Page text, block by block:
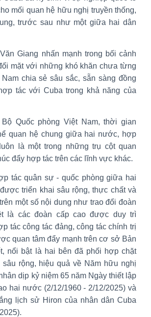
mối quan hệ hữu nghị truyền thống,
trước sau như một giữa hai dân
Giang nhấn mạnh trong bối cảnh
mặt với những khó khăn chưa từng
chia sẻ sâu sắc, sẵn sàng đồng
tác với Cuba trong khả năng của
Quốc phòng Việt Nam, thời gian
quan hệ chung giữa hai nước, hợp
là một trong những trụ cột quan
đẩy hợp tác trên các lĩnh vực khác.
tác quân sự - quốc phòng giữa hai
triển khai sâu rộng, thực chất và
một số nội dung như trao đổi đoàn
là các đoàn cấp cao được duy trì
tác công tác đảng, công tác chính trị
quan tâm đẩy mạnh trên cơ sở Bản
nổi bật là hai bên đã phối hợp chặt
sâu rộng, hiệu quả về Năm hữu nghị
dịp kỷ niệm 65 năm Ngày thiết lập
hai nước (2/12/1960 - 2/12/2025) và
lịch sử Hiron của nhân dân Cuba